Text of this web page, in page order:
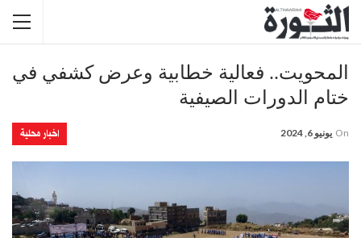
المحويت.. فعالية خطابية وعرض كشفي في
ختام الدورات الصيفية
اخبار محلية On يونيو 6, 2024